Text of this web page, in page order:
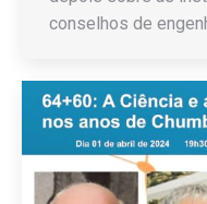
conselhos de